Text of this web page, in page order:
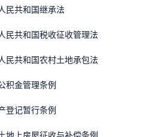
人民共和国继承法
人民共和国税收征收管理法
人民共和国农村土地承包法
公积金管理条例
产登记暂行条例